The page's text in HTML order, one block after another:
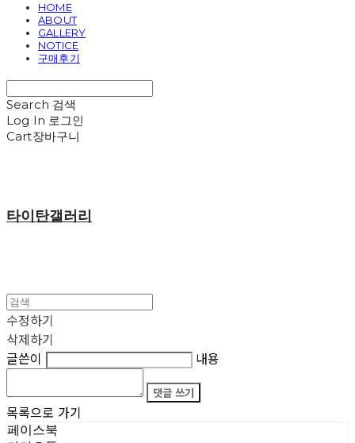
HOME
ABOUT
GALLERY
NOTICE
구매후기
Search 검색
Log In 로그인
Cart장바구니
타이탄갤러리
수정하기
삭제하기
글쓴이
내용
댓글 쓰기
목록으로 가기
페이스북